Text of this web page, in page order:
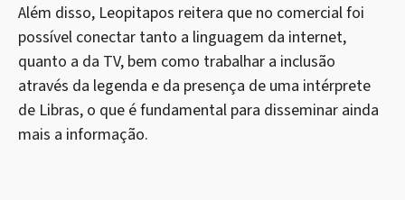
Além disso, Leopitapos reitera que no comercial foi
possível conectar tanto a linguagem da internet,
quanto a da TV, bem como trabalhar a inclusão
através da legenda e da presença de uma intérprete
de Libras, o que é fundamental para disseminar ainda
mais a informação.